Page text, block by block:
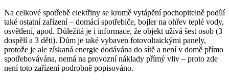
Na celkové spotřebě elektřiny se kromě vytápění pochopitelně podílí
také ostatní zařízení – domácí spotřebiče, bojler na ohřev teplé vody,
osvětlení, apod. Důležitá je i informace, že objekt užívá šest osob (3
dospělí a 3 děti). Dům je také vybaven fotovoltaickými panely,
protože je ale získaná energie dodávána do sítě a není v domě přímo
spotřebovávána, nemá na provozní náklady přímý vliv – proto zde
není toto zařízení podrobně popisováno.